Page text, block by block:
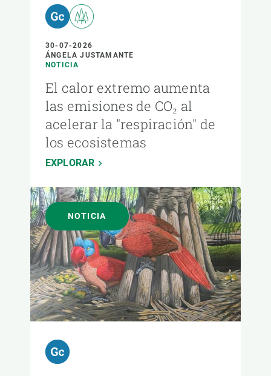
30-07-2026
ÁNGELA JUSTAMANTE
NOTICIA
El calor extremo aumenta
las emisiones de CO₂ al
acelerar la "respiración" de
los ecosistemas
EXPLORAR
NOTICIA